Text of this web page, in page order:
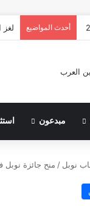
أحدث المواضيع لغز
مبدعون
نوبل / منح جائزة نوبل في الفيزياء لعام 2023 إلى